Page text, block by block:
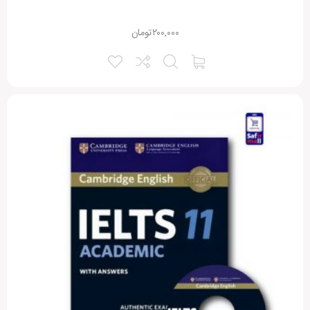
ذخیره نام، ایمیل و وبسایت من در مرورگر برای زمانی که دوباره دیدگاهی
تومان۲۰۰,۰۰۰